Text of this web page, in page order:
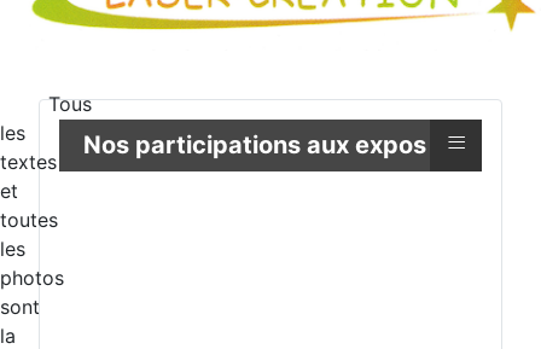
Nos participations aux expos ≡
Tous
les
textes
et
toutes
les
photos
sont
la